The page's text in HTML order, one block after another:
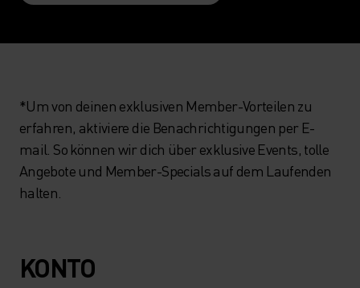
*Um von deinen exklusiven Member-Vorteilen zu
erfahren, aktiviere die Benachrichtigungen per E-
mail. So können wir dich über exklusive Events, tolle
Angebote und Member-Specials auf dem Laufenden
halten.
KONTO